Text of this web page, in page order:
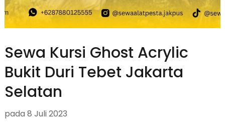
Sewa Kursi Ghost Acrylic
Bukit Duri Tebet Jakarta
Selatan
pada 8 Juli 2023